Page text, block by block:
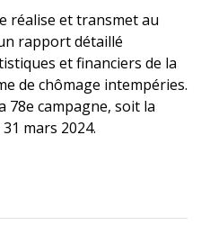
réalise et transmet au
rapport détaillé
et financiers de la
de chômage intempéries.
campagne, soit la
mars 2024.